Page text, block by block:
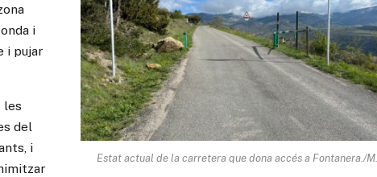
Estat actual de la carretera que dona accés a Fontanera./
i
i pujar
les
del
i